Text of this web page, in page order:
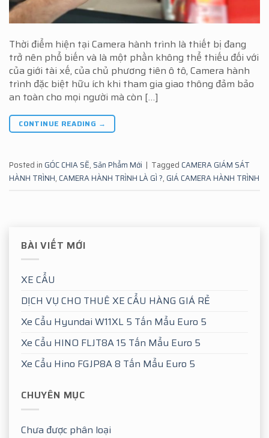
BÀI VIẾT MỚI
XE CẨU
DỊCH VỤ CHO THUÊ XE CẨU HÀNG GIÁ RẺ
Xe Cẩu Hyundai W11XL 5 Tấn Mẩu Euro 5
Xe Cẩu HINO FLJT8A 15 Tấn Mẩu Euro 5
Xe Cẩu Hino FGJP8A 8 Tấn Mẩu Euro 5
CHUYÊN MỤC
Chưa được phân loại
Thời điểm hiện tại Camera hành trình là thiết bị đang
trở nên phổ biến và là một phần không thể thiếu đối với
của giới tài xế, của chủ phương tiên ô tô, Camera hành
trình đặc biệt hữu ích khi tham gia giao thông đảm bảo
an toàn cho mọi người mà còn […]
CONTINUE READING →
Posted in GÓC CHIA SẼ, Sản Phẩm Mới | Tagged CAMERA GIÁM SÁT
HÀNH TRÌNH, CAMERA HÀNH TRÌNH LÀ GÌ ?, GIÁ CAMERA HÀNH TRÌNH